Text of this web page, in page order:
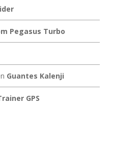
Pegasus Turbo
Guantes Kalenji
GPS